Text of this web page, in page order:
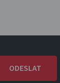
ODESLAT